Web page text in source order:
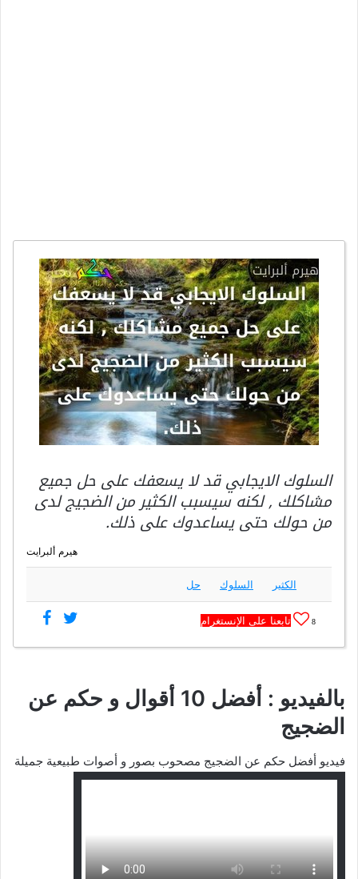
السلوك الايجابي قد لا يسعفك على حل جميع
مشاكلك , لكنه سيسبب الكثير من الضجيج لدى
من حولك حتى يساعدوك على ذلك.
هيرم ألبرايت
الكثير السلوك حل
8 تابعنا على الإنستغرام
بالفيديو : أفضل 10 أقوال و حكم عن
الضجيج
فيديو أفضل حكم عن الضجيج مصحوب بصور و أصوات طبيعية جميلة